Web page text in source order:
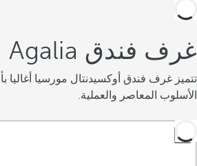
غرف فندق Occidental Murcia Agalia
تتميز غرف فندق أوكسيدنتال مورسيا
الأسلوب المعاصر والعملية.